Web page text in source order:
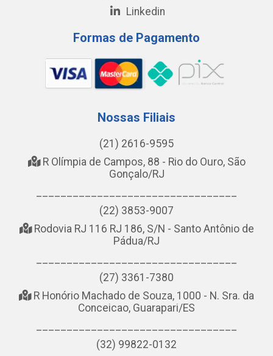
Linkedin
Formas de Pagamento
Nossas Filiais
(21) 2616-9595
R Olímpia de Campos, 88 - Rio do Ouro, São
Gonçalo/RJ
(22) 3853-9007
Rodovia RJ 116 RJ 186, S/N - Santo Antônio de
Pádua/RJ
(27) 3361-7380
R Honório Machado de Souza, 1000 - N. Sra. da
Conceicao, Guarapari/ES
(32) 99822-0132